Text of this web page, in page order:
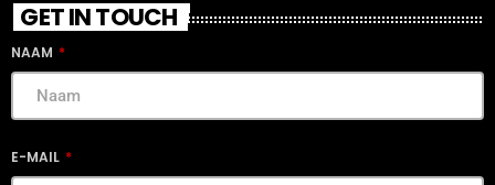
GET IN TOUCH
NAAM
E-MAIL